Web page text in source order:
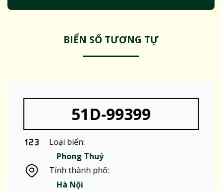
BIỂN SỐ TƯƠNG TỰ
51D-99399
Loại biển:
Phong Thuỷ
Tỉnh thành phố:
Hà Nội